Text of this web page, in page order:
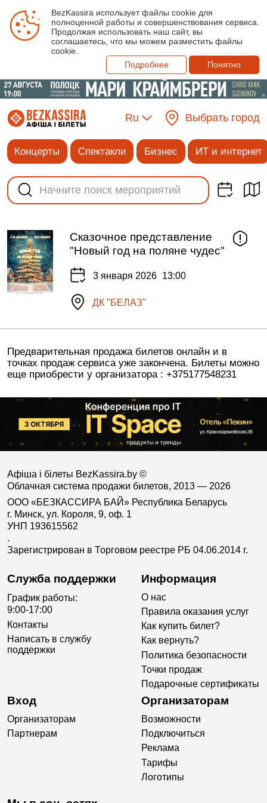
BezKassira использует файлы cookie для
полноценной работы и совершенствования сервиса.
Продолжая использовать наш сайт, вы
соглашаетесь, что мы можем разместить файлы
cookie.
Подробнее
Понятно
Ru Выбрать город
Концерты Спектакли Бизнес ИТ и интернет
Сказочное представление
"Новый год на поляне чудес"
3 января 2026 13:00
ДК "БЕЛАЗ"
Предварительная продажа билетов онлайн и в
точках продаж сервиса уже закончена. Билеты можно
еще приобрести у организатора : +375177548231
Афіша і білеты BezKassira.by ©
Облачная система продажи билетов, 2013 — 2026
ООО «БЕЗКАССИРА БАЙ» Республика Беларусь
г. Минск, ул. Короля, 9, оф. 1
УНП 193615562
.
Зарегистрирован в Торговом реестре РБ 04.06.2014 г.
Служба поддержки
График работы:
9:00-17:00
Контакты
Написать в службу
поддержки
Информация
О нас
Правила оказания услуг
Как купить билет?
Как вернуть?
Политика безопасности
Точки продаж
Подарочные сертификаты
Вход
Организаторам
Партнерам
Организаторам
Возможности
Подключиться
Реклама
Тарифы
Логотипы